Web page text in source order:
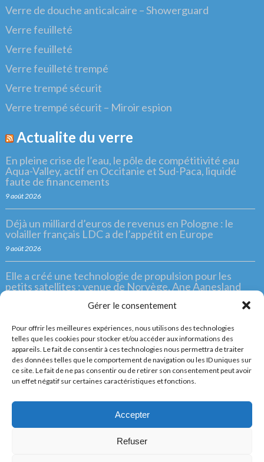
Gérer le consentement
Pour offrir les meilleures expériences, nous utilisons des technologies
telles que les cookies pour stocker et/ou accéder aux informations des
appareils. Le fait de consentir à ces technologies nous permettra de traiter
des données telles que le comportement de navigation ou les ID uniques sur
ce site. Le fait de ne pas consentir ou de retirer son consentement peut avoir
un effet négatif sur certaines caractéristiques et fonctions.
Accepter
Refuser
Verre de douche anticalcaire – Showerguard
Verre feuilleté
Verre feuilleté
Verre feuilleté trempé
Verre trempé sécurit
Verre trempé sécurit – Miroir espion
Actualite du verre
En pleine crise de l’eau, le pôle de compétitivité eau
Aqua-Valley, actif en Occitanie et Sud-Paca, liquidé
faute de financements
9 août 2026
Déjà un milliard d’euros de revenus en Pologne : le
volailler français LDC a de l’appétit en Europe
9 août 2026
Elle a créé une technologie de propulsion pour les
petits satellites : venue de Norvège, Ane Aanesland
«Ce projet est une opportunité de développement du
territoire» : Hexana va implanter son tout premier
SMR dans le Gard
8 août 2026
Une alternative souveraine au système américain
Patriot ? Le fabricant ukrainien Fire Point va intégrer
des technologies européennes à son futur dôme